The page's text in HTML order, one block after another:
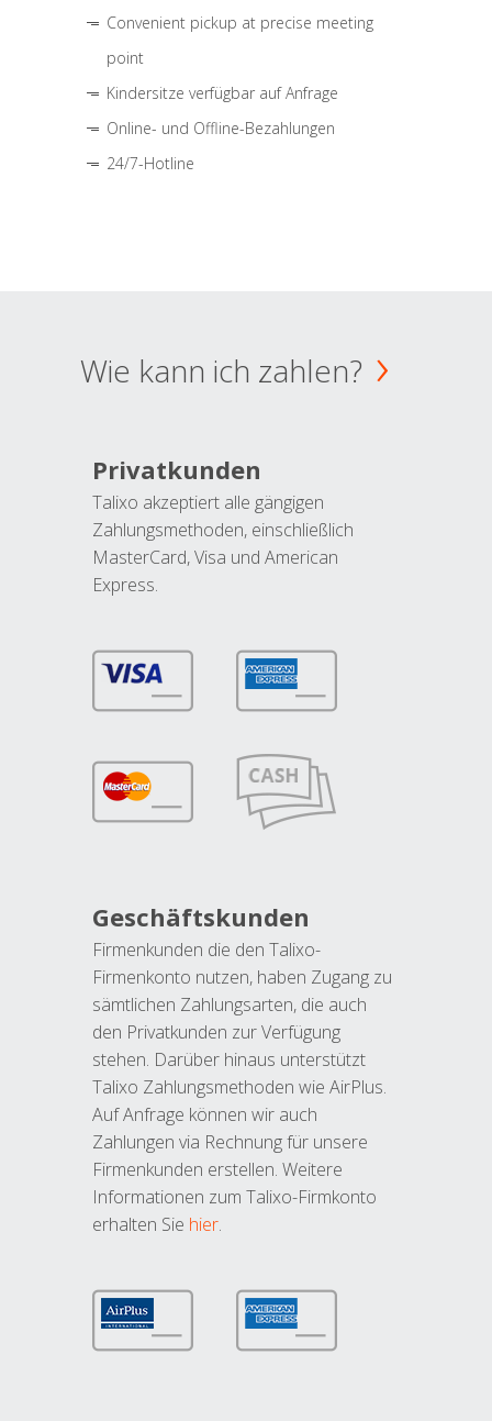
Convenient pickup at precise meeting
point
Kindersitze verfügbar auf Anfrage
Online- und Offline-Bezahlungen
24/7-Hotline
Wie kann ich zahlen?
Privatkunden
Talixo akzeptiert alle gängigen
Zahlungsmethoden, einschließlich
MasterCard, Visa und American
Express.
Geschäftskunden
Firmenkunden die den Talixo-
Firmenkonto nutzen, haben Zugang zu
sämtlichen Zahlungsarten, die auch
den Privatkunden zur Verfügung
stehen. Darüber hinaus unterstützt
Talixo Zahlungsmethoden wie AirPlus.
Auf Anfrage können wir auch
Zahlungen via Rechnung für unsere
Firmenkunden erstellen. Weitere
Informationen zum Talixo-Firmkonto
erhalten Sie hier.